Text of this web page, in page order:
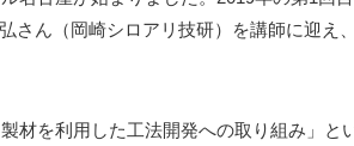
さん（岡崎シロアリ技研）を講師に迎え
材を利用した工法開発への取り組み」と